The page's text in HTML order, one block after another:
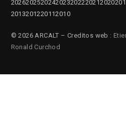
2026202520242023202220212020
2013201220112010
© 2026 ARCALT – Creditos web :
Ronald Curchod